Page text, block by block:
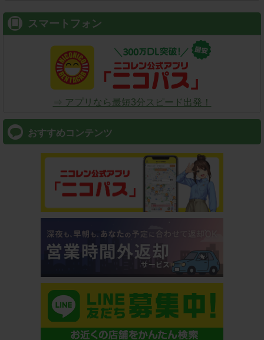
スマートフォン
⇒ アプリなら最短3分スピード出発！
おすすめコンテンツ